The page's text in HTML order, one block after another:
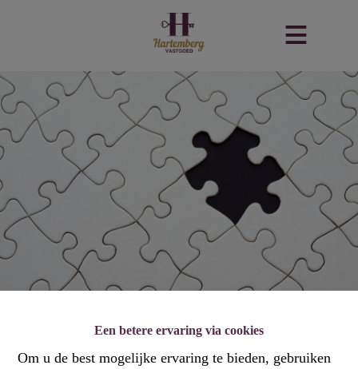
Een betere ervaring via cookies
Om u de best mogelijke ervaring te bieden, gebruiken